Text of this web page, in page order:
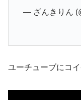
— ざんきりん
ユーチューブにコ